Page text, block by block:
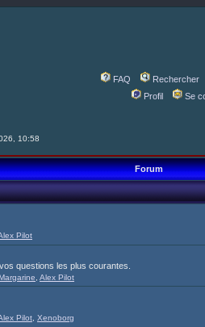
FAQ
Rechercher
Profil
Se
10:58
Forum
Pilot
questions les plus courantes.
Alex Pilot
Pilot Xenoborg